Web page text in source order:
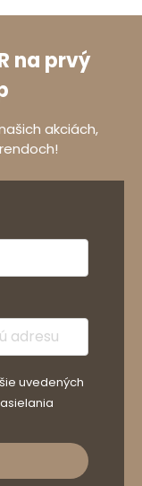
na prvý
akciách,
uvedených